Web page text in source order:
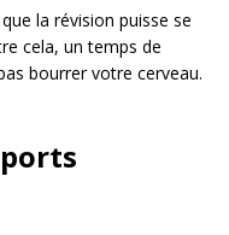
la révision puisse se
cela, un temps de
bourrer votre cerveau.